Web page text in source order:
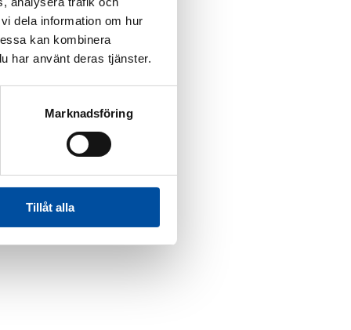
dela information om hur
kan kombinera
har använt deras tjänster.
Marknadsföring
Tillåt alla